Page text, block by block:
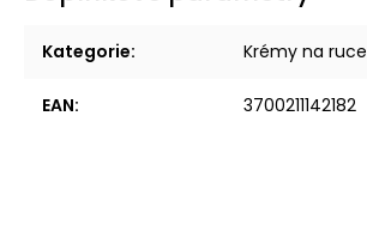
Kategorie: Krémy na ruce
EAN: 3700211142182